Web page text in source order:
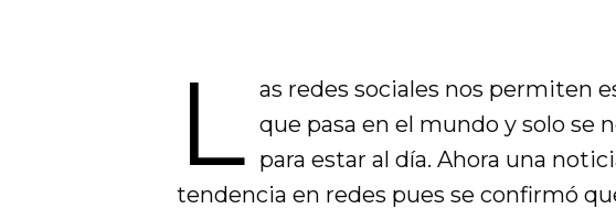
L as redes sociales nos permiten
que pasa en el mundo y solo se
para estar al día. Ahora una
tendencia en redes pues se confirmó